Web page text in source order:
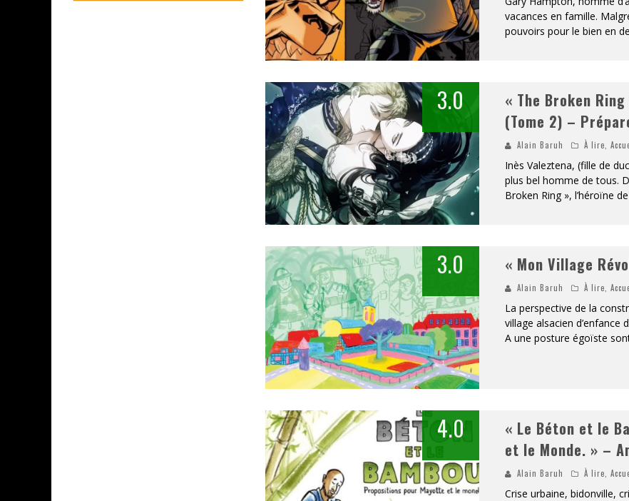
«
DR WERTHAM / L’HOMME QUI ÉTUDIA LES TUEURS EN SÉRIE » - UN MÉTIER À RISQUE !
ASSASSIN'S CREED BLACK FLAG RESYNCED
« LE VENT DAND LES SAULES » - UNE BELLE HISTOIRE !
« DAMN THEM ALL » - UN DUO DE CHOC !
YOSHI AND THE MYSTERIOUS BOOK
vacances en famille.
pouvoirs pour le bien en
3.0
« The Broken
(Tome 2) –
Alain Baruh À lire ,
Inès Valeztena, (fille de
plus bel homme de tous.
Broken Ring », l’héroïne
3.0 « Mon Village
Alain Baruh À lire ,
La perspective de la
village alsacien d’enfance
A une posture égoïste
4.0
« Le Béton et le
et le Monde. » –
Alain Baruh À lire ,
Crise urbaine, bidonville,